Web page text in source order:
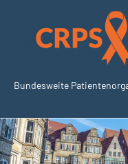
springen
Bundesweite